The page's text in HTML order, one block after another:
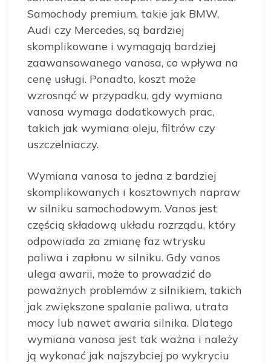
Samochody premium, takie jak BMW,
Audi czy Mercedes, są bardziej
skomplikowane i wymagają bardziej
zaawansowanego vanosa, co wpływa na
cenę usługi. Ponadto, koszt może
wzrosnąć w przypadku, gdy wymiana
vanosa wymaga dodatkowych prac,
takich jak wymiana oleju, filtrów czy
uszczelniaczy.
Wymiana vanosa to jedna z bardziej
skomplikowanych i kosztownych napraw
w silniku samochodowym. Vanos jest
częścią składową układu rozrządu, który
odpowiada za zmianę faz wtrysku
paliwa i zapłonu w silniku. Gdy vanos
ulega awarii, może to prowadzić do
poważnych problemów z silnikiem, takich
jak zwiększone spalanie paliwa, utrata
mocy lub nawet awaria silnika. Dlatego
wymiana vanosa jest tak ważna i należy
ją wykonać jak najszybciej po wykryciu